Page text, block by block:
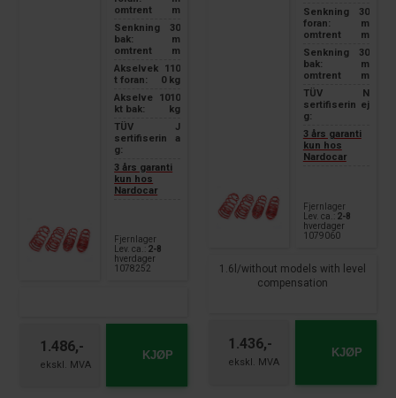
omtrent
m
Senkning
bak:
omtrent
30
m
m
Akselvek
t foran:
110
0 kg
Akselve
kt bak:
1010
kg
TÜV
sertifiserin
g:
J
a
3 års garanti
kun hos
Nardocar
Fjernlager
Lev. ca.: 2-8
hverdager
1078252
1.486,- KJØP
Senkning
foran:
omtrent
30
m
m
Senkning
bak:
omtrent
30
m
m
TÜV
sertifiserin
g:
N
ej
3 års garanti
kun hos
Nardocar
Fjernlager
Lev. ca.: 2-8
hverdager
1079060
1.6l/without models with level
compensation
1.436,- KJØP